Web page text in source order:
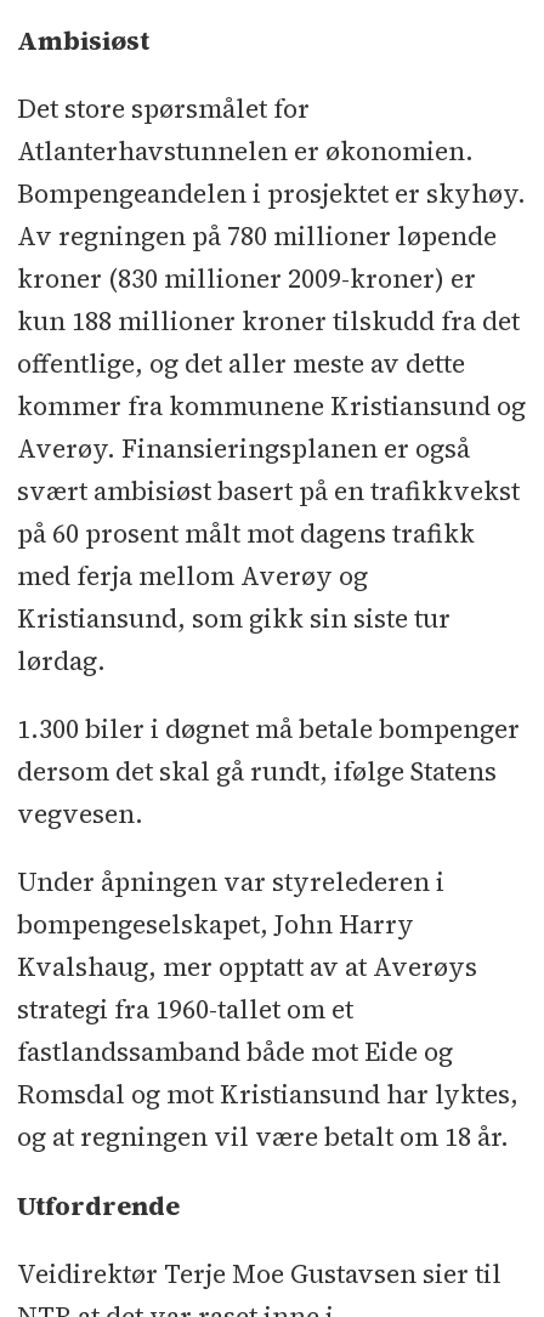
Ambisiøst
Det store spørsmålet for
Atlanterhavstunnelen er økonomien.
Bompengeandelen i prosjektet er skyhøy.
Av regningen på 780 millioner løpende
kroner (830 millioner 2009-kroner) er
kun 188 millioner kroner tilskudd fra det
offentlige, og det aller meste av dette
kommer fra kommunene Kristiansund og
Averøy. Finansieringsplanen er også
svært ambisiøst basert på en trafikkvekst
på 60 prosent målt mot dagens trafikk
med ferja mellom Averøy og
Kristiansund, som gikk sin siste tur
lørdag.
1.300 biler i døgnet må betale bompenger
dersom det skal gå rundt, ifølge Statens
vegvesen.
Under åpningen var styrelederen i
bompengeselskapet, John Harry
Kvalshaug, mer opptatt av at Averøys
strategi fra 1960-tallet om et
fastlandssamband både mot Eide og
Romsdal og mot Kristiansund har lyktes,
og at regningen vil være betalt om 18 år.
Utfordrende
Veidirektør Terje Moe Gustavsen sier til